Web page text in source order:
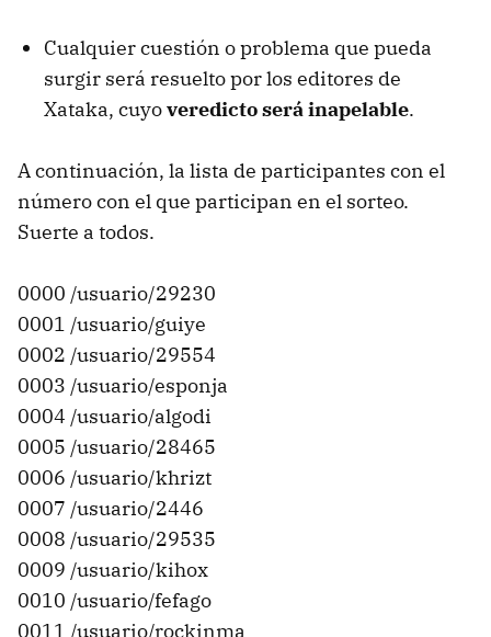
Cualquier cuestión o problema que pueda
surgir será resuelto por los editores de
Xataka, cuyoveredicto será inapelable.
A continuación, la lista de participantes con el
número con el que participan en el sorteo.
Suerte a todos.
0000 /usuario/29230
0001 /usuario/guiye
0002 /usuario/29554
0003 /usuario/esponja
0004 /usuario/algodi
0005 /usuario/28465
0006 /usuario/khrizt
0007 /usuario/2446
0008 /usuario/29535
0009 /usuario/kihox
0010 /usuario/fefago
0011 /usuario/rockinma